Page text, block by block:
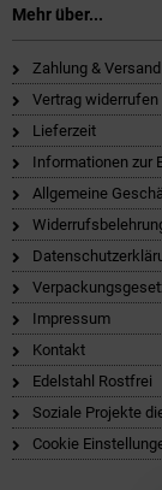
Mehr über...
Zahlung & Versand
Vertrag widerrufen
Lieferzeit
Informationen zur
Allgemeine
Impressum
Kontakt
Edelstahl Rostfrei
Soziale Projekte
Cookie